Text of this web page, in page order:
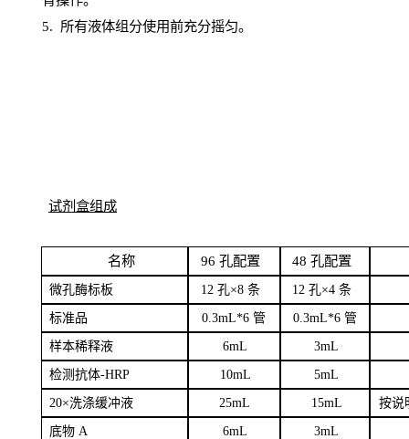
5. 所有液体组分使用前充分摇匀。
试剂盒组成
名称 96 孔配置 48 孔配置
微孔酶标板 12 孔×8 条 12 孔×4 条
标准品 0.3mL*6 管 0.3mL*6 管
样本稀释液 6mL 3mL
检测抗体-HRP 10mL 5mL
20×洗涤缓冲液 25mL 15mL 按说
底物A 6mL 3mL